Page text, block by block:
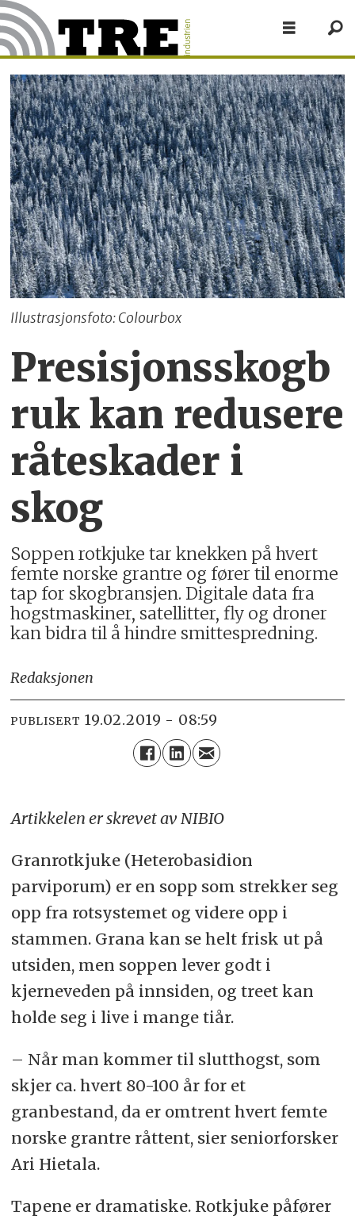
Illustrasjonsfoto: Colourbox
Presisjonsskogb
ruk kan redusere
råteskader i
skog
Soppen rotkjuke tar knekken på hvert
femte norske grantre og fører til enorme
tap for skogbransjen. Digitale data fra
hogstmaskiner, satellitter, fly og droner
kan bidra til å hindre smittespredning.
Redaksjonen
PUBLISERT 19.02.2019 - 08:59
Artikkelen er skrevet av NIBIO
Granrotkjuke (Heterobasidion
parviporum) er en sopp som strekker seg
opp fra rotsystemet og videre opp i
stammen. Grana kan se helt frisk ut på
utsiden, men soppen lever godt i
kjerneveden på innsiden, og treet kan
holde seg i live i mange tiår.
– Når man kommer til slutthogst, som
skjer ca. hvert 80-100 år for et
granbestand, da er omtrent hvert femte
norske grantre råttent, sier seniorforsker
Ari Hietala.
Tapene er dramatiske. Rotkjuke påfører